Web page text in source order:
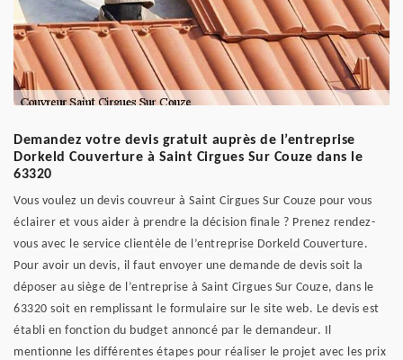
Demandez votre devis gratuit auprès de l’entreprise
Dorkeld Couverture à Saint Cirgues Sur Couze dans le
63320
Vous voulez un devis couvreur à Saint Cirgues Sur Couze pour vous
éclairer et vous aider à prendre la décision finale ? Prenez rendez-
vous avec le service clientèle de l’entreprise Dorkeld Couverture.
Pour avoir un devis, il faut envoyer une demande de devis soit la
déposer au siège de l’entreprise à Saint Cirgues Sur Couze, dans le
63320 soit en remplissant le formulaire sur le site web. Le devis est
établi en fonction du budget annoncé par le demandeur. Il
mentionne les différentes étapes pour réaliser le projet avec les prix